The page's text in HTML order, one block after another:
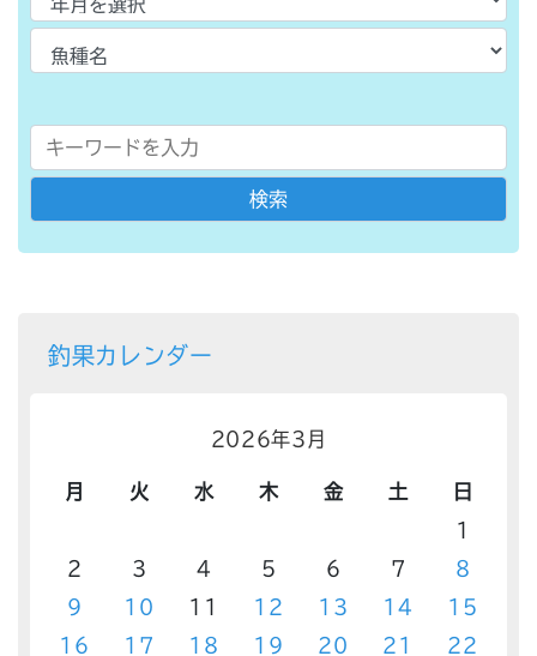
釣果カレンダー
2026年3月
月 火 水 木 金 土
日
1
2
3 4 5 6 7
8
9
10 11 12 13 14
15
16
17 18 19 20 21
22